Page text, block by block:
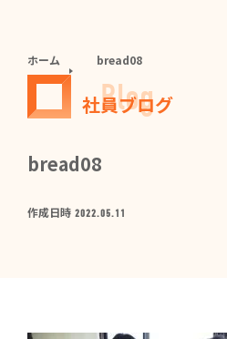
ホーム bread08
Blog
社員ブログ
bread08
作成日時 2022.05.11